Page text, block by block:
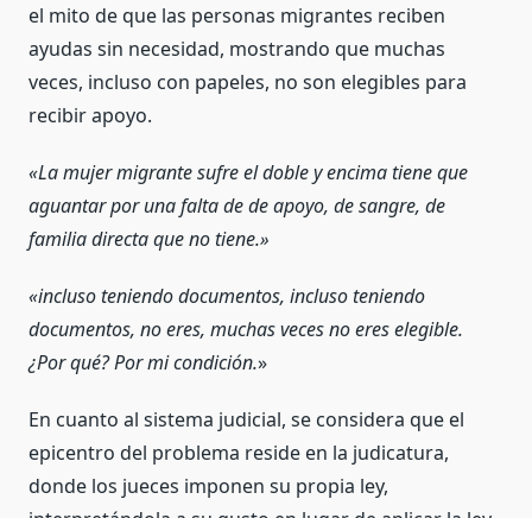
el mito de que las personas migrantes reciben
ayudas sin necesidad, mostrando que muchas
veces, incluso con papeles, no son elegibles para
recibir apoyo.
«La mujer migrante sufre el doble y encima tiene que
aguantar por una falta de de apoyo, de sangre, de
familia directa que no tiene.»
«incluso teniendo documentos, incluso teniendo
documentos, no eres, muchas veces no eres elegible.
¿Por qué? Por mi condición.»
En cuanto al sistema judicial, se considera que el
epicentro del problema reside en la judicatura,
donde los jueces imponen su propia ley,